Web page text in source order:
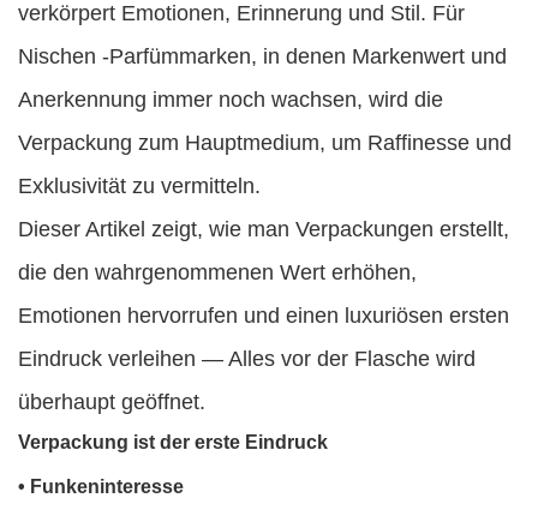
verkörpert Emotionen, Erinnerung und Stil. Für
Nischen -Parfümmarken, in denen Markenwert und
Anerkennung immer noch wachsen, wird die
Verpackung zum Hauptmedium, um Raffinesse und
Exklusivität zu vermitteln.
Dieser Artikel zeigt, wie man Verpackungen erstellt,
die den wahrgenommenen Wert erhöhen,
Emotionen hervorrufen und einen luxuriösen ersten
Eindruck verleihen — Alles vor der Flasche wird
überhaupt geöffnet.
Verpackung ist der erste Eindruck
• Funkeninteresse